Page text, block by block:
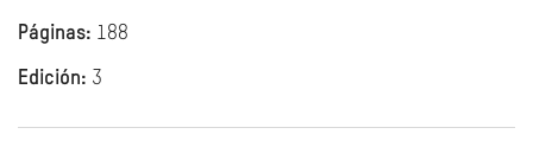
Páginas: 188
Edición: 3